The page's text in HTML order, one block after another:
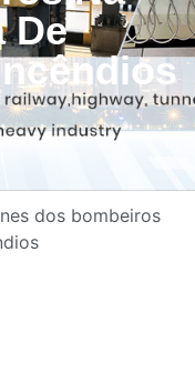
De
dos bombeiros